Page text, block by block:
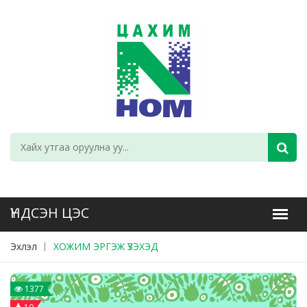
Эхлэл ХОЖИМ ЭРГЭЖ ҮЗЭХЭД
1377